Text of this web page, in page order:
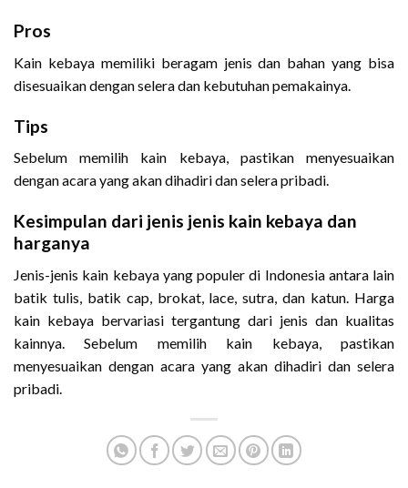
Pros
Kain kebaya memiliki beragam jenis dan bahan yang bisa
disesuaikan dengan selera dan kebutuhan pemakainya.
Tips
Sebelum memilih kain kebaya, pastikan menyesuaikan
dengan acara yang akan dihadiri dan selera pribadi.
Kesimpulan dari jenis jenis kain kebaya dan
harganya
Jenis-jenis kain kebaya yang populer di Indonesia antara lain
batik tulis, batik cap, brokat, lace, sutra, dan katun. Harga
kain kebaya bervariasi tergantung dari jenis dan kualitas
kainnya. Sebelum memilih kain kebaya, pastikan
menyesuaikan dengan acara yang akan dihadiri dan selera
pribadi.